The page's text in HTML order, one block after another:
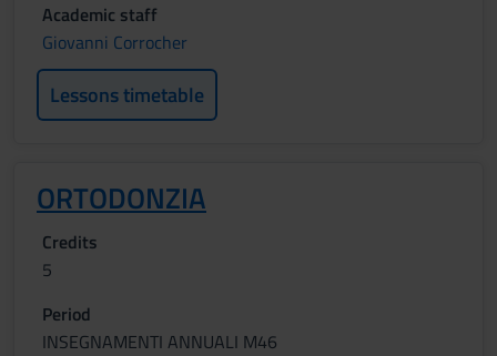
Academic staff
Giovanni Corrocher
Lessons timetable
ORTODONZIA
Credits
5
Period
INSEGNAMENTI ANNUALI M46